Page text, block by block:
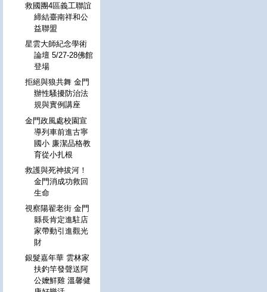
救國團4區義工聯誼
締結臺南祥和公
益聯盟
星雲大師紀念學術
論壇 5/27-28佛館
登場
拒絕與狼共舞 金門
辦性騷擾防治法
規與實例講座
金門政風處校園宣
導列車前進古寧
國小 廉潔品格教
育從小扎根
救護與死神拔河！
金門消成功救回
生命
視察陽翟老街 金門
縣長肯定進駐店
家帶動引進觀光
財
銀髮嘉年華 雲林家
扶釣竿發聲送阿
公嬤鮮雞 溫馨健